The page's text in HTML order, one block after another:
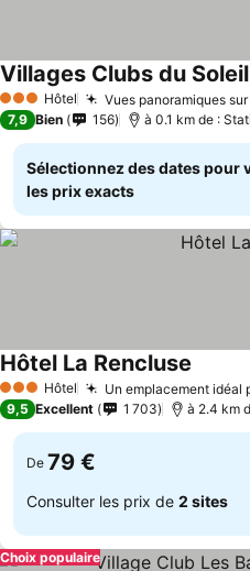
3 ÉtoilesHôtel Vues panoramiques
Villages Clubs du Soleil
7,9 Bien 156 à 0.1 km de :
Sélectionnez des dates pour
les prix exacts
3 ÉtoilesHôtel Un emplacement idéal
Hôtel La Rencluse
9,5 Excellent 1 703
De 79 €
Consulter les prix de 2 sites
Choix populaire